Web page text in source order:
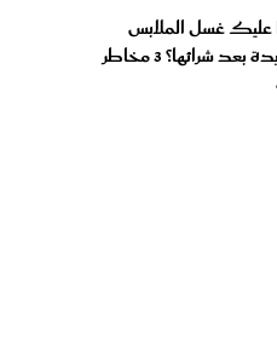
عليك غسل الملابس
الجديدة بعد شرائها؟ 3 مخاطر